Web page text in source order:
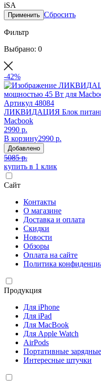
iSA
Применить Сбросить
Фильтр
Выбрано: 0
-42%
Артикул 48084
ЛИКВИДАЦИЯ Блок
Macbook
2990 р.
В корзину2990 р.
Добавлено
5085 р.
купить в 1 клик
Сайт
Контакты
О магазине
Доставка и оплата
Скидки
Новости
Обзоры
Оплата на сайте
Политика
Продукция
Для iPhone
Для iPad
Для MacBook
Для Apple Watch
AirPods
Портативные
Интересные штучки